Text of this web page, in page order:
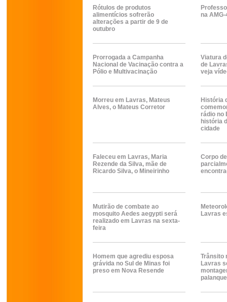
Rótulos de produtos
alimentícios sofrerão
alterações a partir de 9 de
outubro
na
Prorrogada a Campanha
Nacional de Vacinação contra a
Pólio e Multivacinação
Viatura
de
veja
Morreu em Lavras, Mateus
Alves, o Mateus Corretor
História
rádio no
história
cidade
Faleceu em Lavras, Maria
Rezende da Silva, mãe de
Ricardo Silva, o Mineirinho
Corpo
Mutirão de combate ao
mosquito Aedes aegypti será
realizado em Lavras na sexta-
feira
Lavras
Homem que agrediu esposa
grávida no Sul de Minas foi
preso em Nova Resende
Trânsito
Lavras